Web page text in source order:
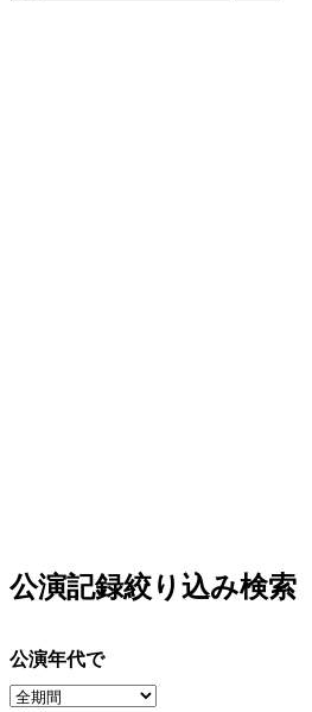
公演記録絞り込み検索
公演年代で